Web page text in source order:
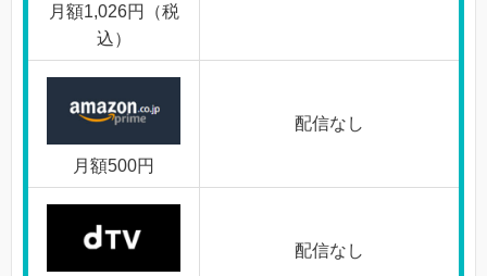
月額1,026円（税
込）
月額500円
配信なし
配信なし